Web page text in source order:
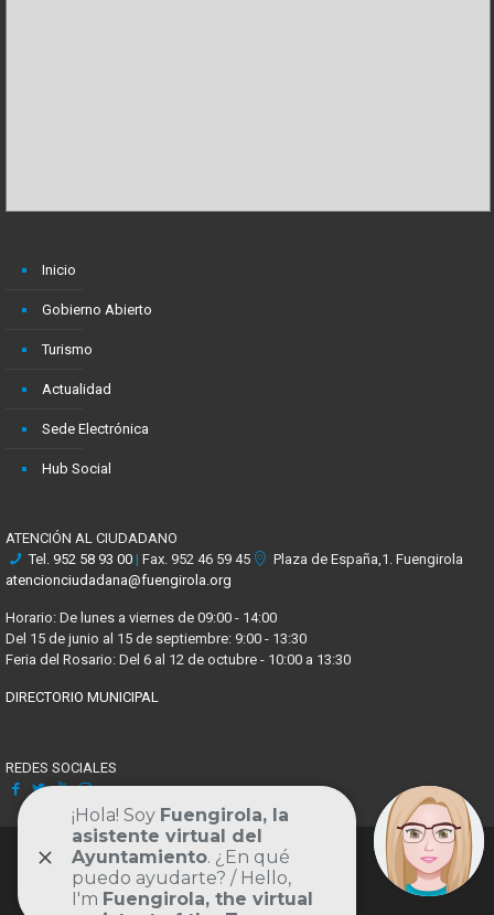
Inicio
Gobierno Abierto
Turismo
Actualidad
Sede Electrónica
Hub Social
ATENCIÓN AL CIUDADANO
Tel. 952 58 93 00 | Fax. 952 46 59 45
Plaza de España,1. Fuengirola
atencionciudadana@fuengirola.org
Horario: De lunes a viernes de 09:00 - 14:00
Del 15 de junio al 15 de septiembre: 9:00 - 13:30
Feria del Rosario: Del 6 al 12 de octubre - 10:00 a 13:30
DIRECTORIO MUNICIPAL
REDES SOCIALES
Facebook
X Youtube
Instagram
Volver